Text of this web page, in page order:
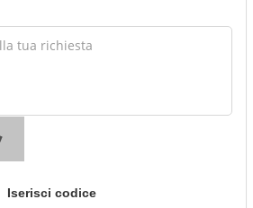
Iserisci codice